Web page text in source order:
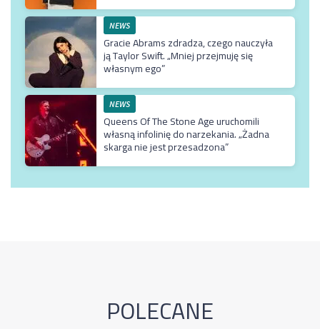
NEWS
Gracie Abrams zdradza, czego nauczyła
ją Taylor Swift. „Mniej przejmuję się
własnym ego”
NEWS
Queens Of The Stone Age uruchomili
własną infolinię do narzekania. „Żadna
skarga nie jest przesadzona”
POLECANE